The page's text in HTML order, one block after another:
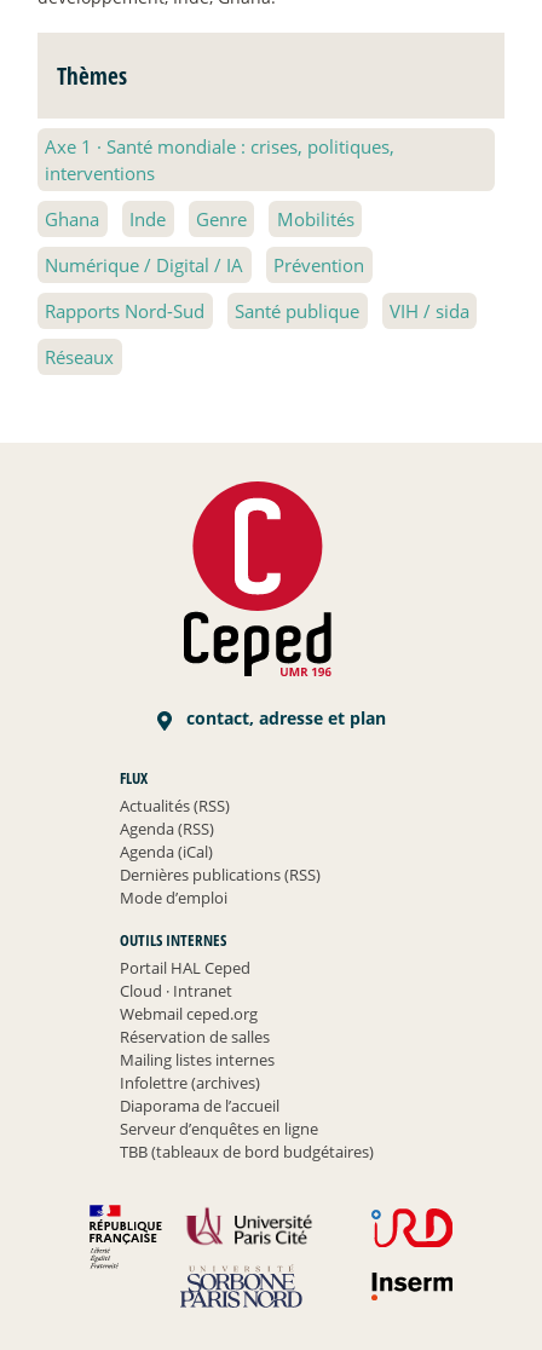
Thèmes
Axe 1 · Santé mondiale : crises, politiques,
interventions
Ghana
Inde Genre
Mobilités
Numérique / Digital / IA
Prévention
Rapports Nord-Sud
Santé publique
VIH / sida
Réseaux
contact, adresse et plan
FLUX
Actualités (RSS)
Agenda (RSS)
Agenda (iCal)
Dernières publications (RSS)
Mode d’emploi
OUTILS INTERNES
Portail HAL Ceped
Cloud ·Intranet
Webmail ceped.org
Réservation de salles
Mailing listes internes
Infolettre (archives)
Diaporama de l’accueil
Serveur d’enquêtes en ligne
TBB (tableaux de bord budgétaires)